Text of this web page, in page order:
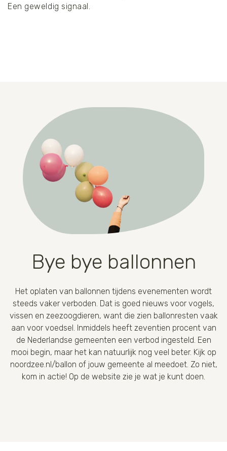
Een geweldig signaal.
Bye bye ballonnen
Het oplaten van ballonnen tijdens evenementen wordt
steeds vaker verboden. Dat is goed nieuws voor vogels,
vissen en zeezoogdieren, want die zien ballonresten vaak
aan voor voedsel. Inmiddels heeft zeventien procent van
de Nederlandse gemeenten een verbod ingesteld. Een
mooi begin, maar het kan natuurlijk nog veel beter. Kijk op
noordzee.nl/ballon of jouw gemeente al meedoet. Zo niet,
kom in actie! Op de website zie je wat je kunt doen.